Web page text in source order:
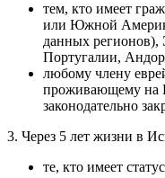
тем, кто имеет
или Южной
данных регионов),
Португалии,
любому члену
проживающему на
законодательно
3. Через 5 лет жизни в
те, кто имеет